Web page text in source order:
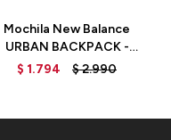
Mochila New Balance
URBAN BACKPACK -
LAB13117ONB - OXYGEN
$ 1.794 $2.990